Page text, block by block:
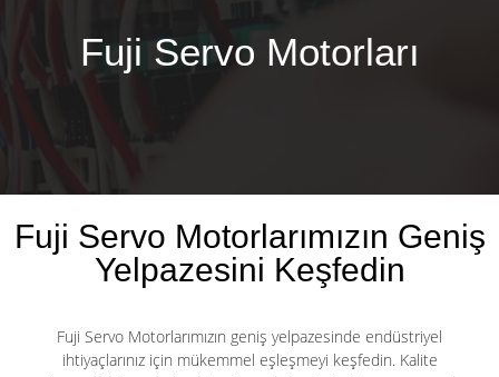
Fuji Servo Motorları
Fuji Servo Motorlarımızın Geniş
Yelpazesini Keşfedin
Fuji Servo Motorlarımızın geniş yelpazesinde endüstriyel
ihtiyaçlarınız için mükemmel eşleşmeyi keşfedin. Kalite